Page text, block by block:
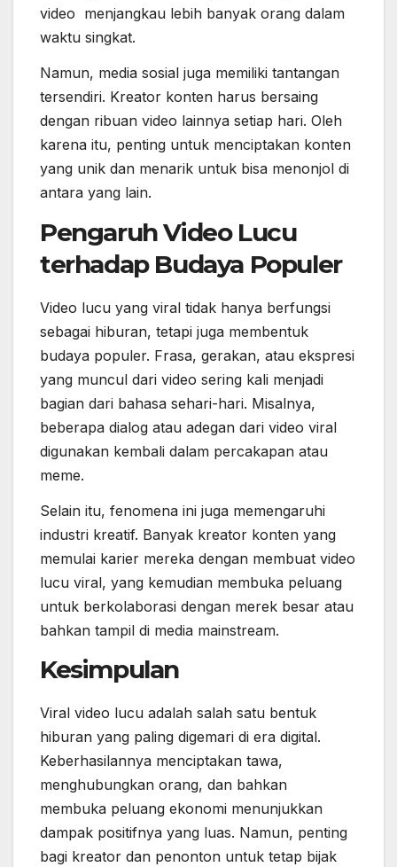
video menjangkau lebih banyak orang dalam
waktu singkat.
Namun, media sosial juga memiliki tantangan
tersendiri. Kreator konten harus bersaing
dengan ribuan video lainnya setiap hari. Oleh
karena itu, penting untuk menciptakan konten
yang unik dan menarik untuk bisa menonjol di
antara yang lain.
Pengaruh Video Lucu
terhadap Budaya Populer
Video lucu yang viral tidak hanya berfungsi
sebagai hiburan, tetapi juga membentuk
budaya populer. Frasa, gerakan, atau ekspresi
yang muncul dari video sering kali menjadi
bagian dari bahasa sehari-hari. Misalnya,
beberapa dialog atau adegan dari video viral
digunakan kembali dalam percakapan atau
meme.
Selain itu, fenomena ini juga memengaruhi
industri kreatif. Banyak kreator konten yang
memulai karier mereka dengan membuat video
lucu viral, yang kemudian membuka peluang
untuk berkolaborasi dengan merek besar atau
bahkan tampil di media mainstream.
Kesimpulan
Viral video lucu adalah salah satu bentuk
hiburan yang paling digemari di era digital.
Keberhasilannya menciptakan tawa,
menghubungkan orang, dan bahkan
membuka peluang ekonomi menunjukkan
dampak positifnya yang luas. Namun, penting
bagi kreator dan penonton untuk tetap bijak